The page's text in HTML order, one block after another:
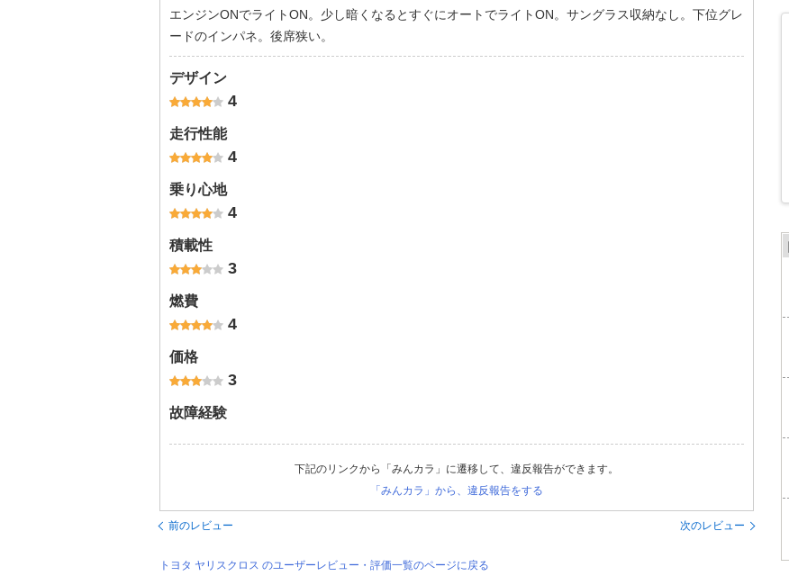
エンジンONでライトON。少し暗くなるとすぐにオートでライトON。サングラス収納なし。下位グレ
ードのインパネ。後席狭い。
デザイン
4
走行性能
4
乗り心地
4
積載性
3
燃費
4
価格
3
故障経験
下記のリンクから「みんカラ」に遷移して、違反報告ができます。
「みんカラ」から、違反報告をする
前のレビュー 次のレビュー
トヨタ ヤリスクロス のユーザーレビュー・評価一覧のページに戻る